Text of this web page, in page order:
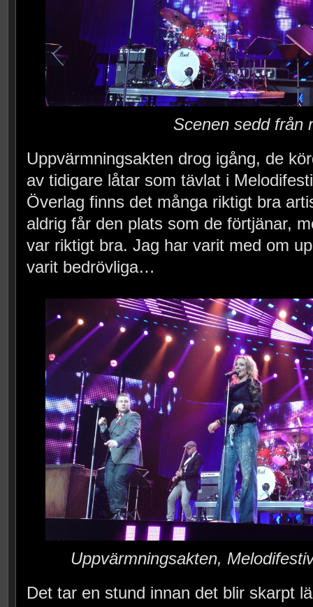
Scenen sedd från
Uppvärmningsakten drog igång, de
av tidigare låtar som tävlat i
Överlag finns det många riktigt bra
aldrig får den plats som de förtjänar,
var riktigt bra. Jag har varit med om
varit bedrövliga…
Uppvärmningsakten,
Det tar en stund innan det blir skarpt